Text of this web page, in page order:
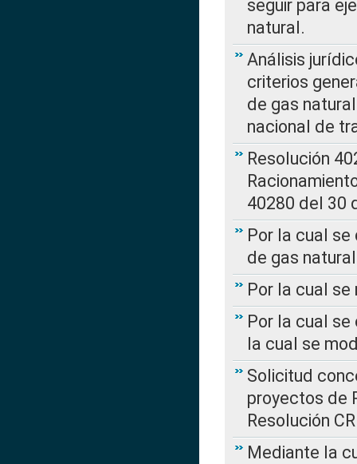
seguir para
natural.
Análisis
criterios
de gas
nacional de
Resolución
40280 del 30
Por la cual
de gas natural
Por la cual se
Por la cual se
la cual se
Solicitud
proyectos de
Resolución
Mediante la